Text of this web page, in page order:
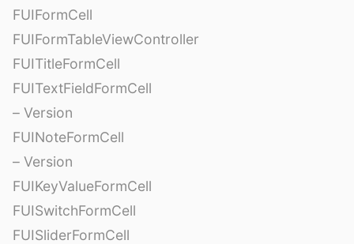
FUIFormCell
FUIFormTableViewController
FUITitleFormCell
FUITextFieldFormCell
– Version
FUINoteFormCell
– Version
FUIKeyValueFormCell
FUISwitchFormCell
FUISliderFormCell